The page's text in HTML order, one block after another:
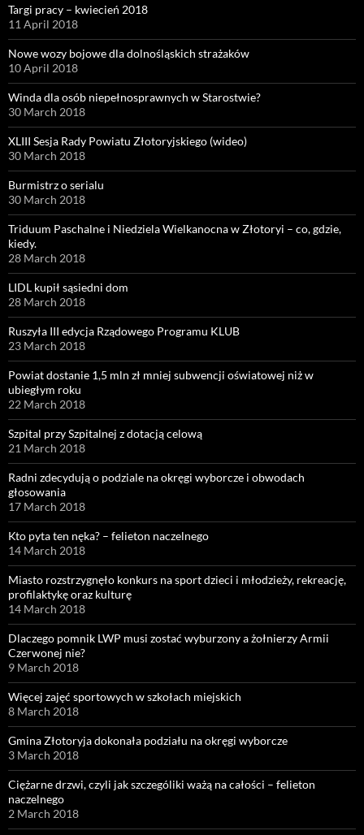
Targi pracy – kwiecień 2018
11 April 2018
Nowe wozy bojowe dla dolnośląskich strażaków
10 April 2018
Winda dla osób niepełnosprawnych w Starostwie?
30 March 2018
XLIII Sesja Rady Powiatu Złotoryjskiego (wideo)
30 March 2018
Burmistrz o serialu
30 March 2018
Triduum Paschalne i Niedziela Wielkanocna w Złotoryi – co, gdzie,
kiedy.
28 March 2018
LIDL kupił sąsiedni dom
28 March 2018
Ruszyła III edycja Rządowego Programu KLUB
23 March 2018
Powiat dostanie 1,5 mln zł mniej subwencji oświatowej niż w
ubiegłym roku
22 March 2018
Szpital przy Szpitalnej z dotacją celową
21 March 2018
Radni zdecydują o podziale na okręgi wyborcze i obwodach
głosowania
17 March 2018
Kto pyta ten nęka? – felieton naczelnego
14 March 2018
Miasto rozstrzygnęło konkurs na sport dzieci i młodzieży, rekreację,
profilaktykę oraz kulturę
14 March 2018
Dlaczego pomnik LWP musi zostać wyburzony a żołnierzy Armii
Czerwonej nie?
9 March 2018
Więcej zajęć sportowych w szkołach miejskich
8 March 2018
Gmina Złotoryja dokonała podziału na okręgi wyborcze
3 March 2018
Ciężarne drzwi, czyli jak szczególiki ważą na całości – felieton
naczelnego
2 March 2018